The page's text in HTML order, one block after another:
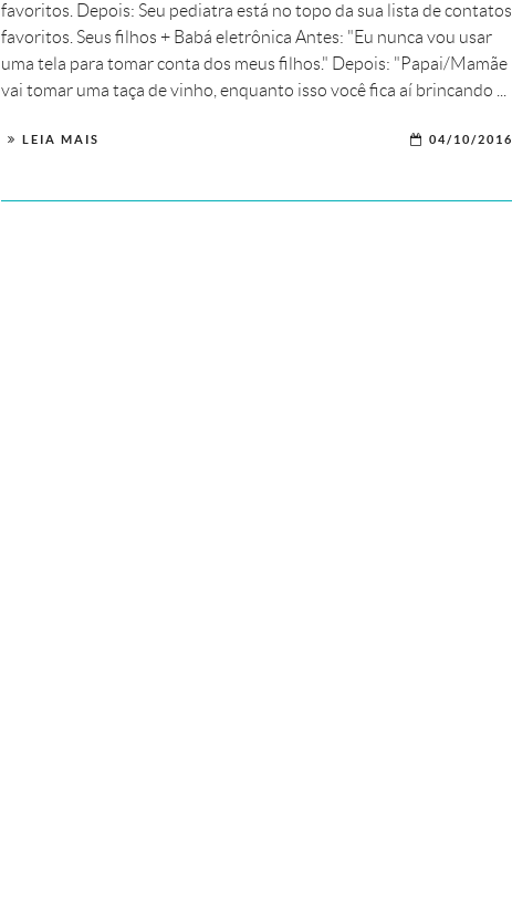
favoritos. Depois: Seu pediatra está no topo da sua lista de contatos
favoritos. Seus filhos + Babá eletrônica Antes: "Eu nunca vou usar
uma tela para tomar conta dos meus filhos." Depois: "Papai/Mamãe
vai tomar uma taça de vinho, enquanto isso você fica aí brincando ...
LEIA MAIS 04/10/2016